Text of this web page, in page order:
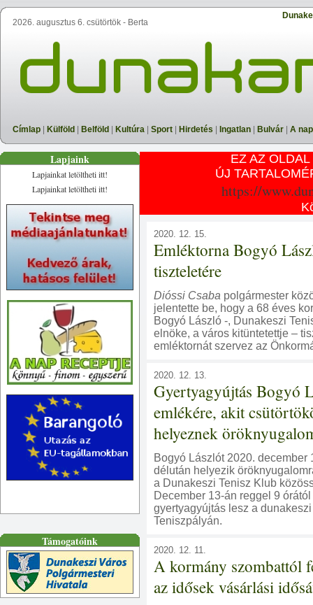
2026. augusztus 6. csütörtök - Berta
Címlap Külföld Belföld Kultúra Sport Hirdetés Ingatlan Bulvár A
Lapjaink
Lapjainkat letöltheti itt!
Lapjainkat letöltheti itt!
Támogatóink
EZ AZ
ÚJ
https://
2020. 12. 15.
Emléktorna Bogyó
tiszteletére
Dióssi Csaba polgármester
jelentette be, hogy a 68 éves
Bogyó László -, Dunakeszi
elnöke, a város kitüntetettje –
emléktornát szervez az
2020. 12. 13.
Gyertyagyújtás Bogyó
emlékére, akit
helyeznek
Bogyó Lászlót 2020. december
délután helyezik
a Dunakeszi Tenisz Klub
December 13-án reggel 9
gyertyagyújtás lesz a
Teniszpályán.
2020. 12. 11.
A kormány szombattól
az idősek vásárlási